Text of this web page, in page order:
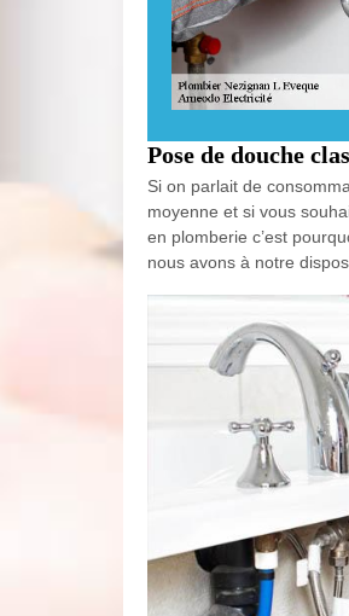
Pose de douche
Si on parlait de
moyenne et si vous
en plomberie c’est
nous avons à notre